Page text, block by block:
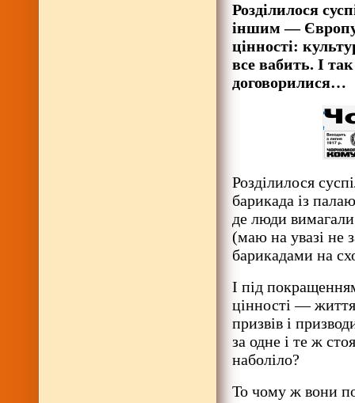
Розділилося
іншим — Європу.
цінності:
все вабить. І
договорилися…
Розділилося
барикада із
де люди
(маю на увазі не
барикадами на
І під
цінності —
призвів і
за одне і те ж
наболіло?
То чому ж вони